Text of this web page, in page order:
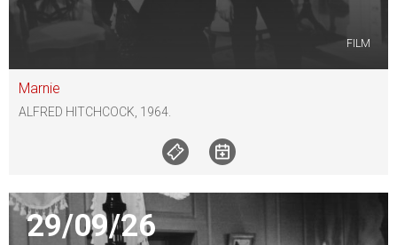
FILM
Marnie
ALFRED HITCHCOCK, 1964.
29/09/26